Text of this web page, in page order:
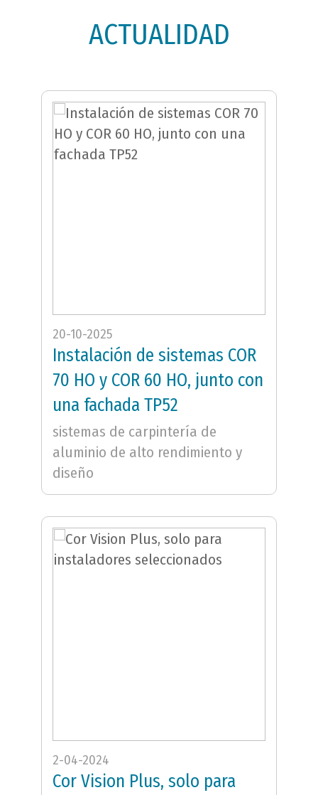
ACTUALIDAD
20-10-2025
Instalación de sistemas COR
70 HO y COR 60 HO, junto con
una fachada TP52
sistemas de carpintería de
aluminio de alto rendimiento y
diseño
2-04-2024
Cor Vision Plus, solo para